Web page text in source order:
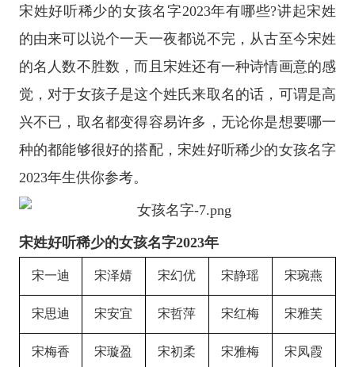
宋姓好听稀少的女孩名字2023年有哪些?讲起宋姓
的由来可以说个一天一夜都说不完，从古至今宋姓
的名人数不胜数，而且宋姓还有一种诗情画意的感
觉，对于女孩子是这个姓氏来取名的话，可谓是高
兴不已，取名都变得容易许多，无论你是想要哪一
种的都能够很好的搭配，宋姓好听稀少的女孩名字
2023年生供你参考。
宋姓好听稀少的女孩名字2023年
宋一迪 宋泽婧 宋幻优 宋静瑶 宋琬燕
宋思迪 宋安宜 宋哲萍 宋红梅 宋雅芙
宋梅香 宋璇盈 宋初柔 宋雅梅 宋凤霞